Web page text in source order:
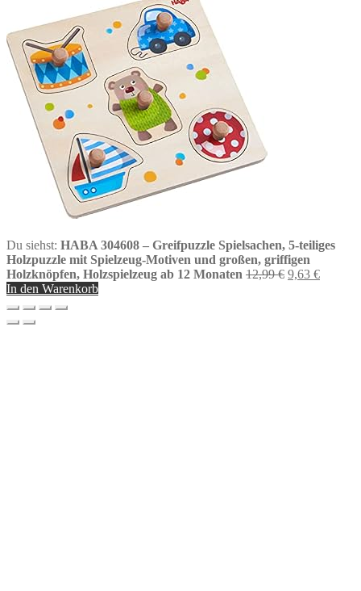
Du siehst: HABA 304608 – Greifpuzzle Spielsachen, 5-teiliges
Holzpuzzle mit Spielzeug-Motiven und großen, griffigen
Holzknöpfen, Holzspielzeug ab 12 Monaten 12,99€ 9,63 €
In den Warenkorb